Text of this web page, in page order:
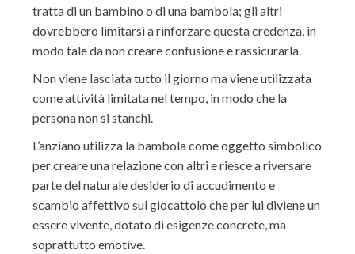
tratta di un bambino o di una bambola; gli altri
dovrebbero limitarsi a rinforzare questa credenza, in
modo tale da non creare confusione e rassicurarla.
Non viene lasciata tutto il giorno ma viene utilizzata
come attività limitata nel tempo, in modo che la
persona non si stanchi.
L’anziano utilizza la bambola come oggetto simbolico
per creare una relazione con altri e riesce a riversare
parte del naturale desiderio di accudimento e
scambio affettivo sul giocattolo che per lui diviene un
essere vivente, dotato di esigenze concrete, ma
soprattutto emotive.